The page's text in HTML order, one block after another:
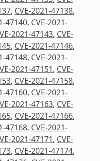
, CVE-2021-47138,
47140, CVE-2021-
2021-47143, CVE-
, CVE-2021-47146,
47148, CVE-2021-
2021-47151, CVE-
, CVE-2021-47158,
47160, CVE-2021-
2021-47163, CVE-
, CVE-2021-47166,
47168, CVE-2021-
2021-47171, CVE-
, CVE-2021-47174,